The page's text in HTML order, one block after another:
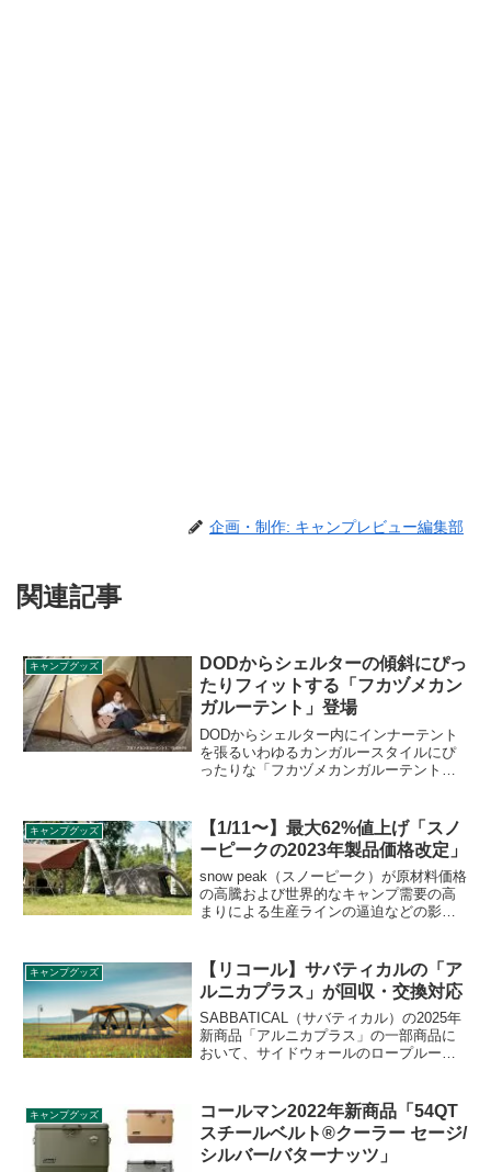
企画・制作: キャンプレビュー編集部
関連記事
キャンプグッズ
DODからシェルターの傾斜にぴっ
たりフィットする「フカヅメカン
ガルーテント」登場
DODからシェルター内にインナーテント
を張るいわゆるカンガルースタイルにぴ
ったりな「フカヅメカンガルーテント」
ペースができないよう設計されている点
です。詳細をレビューします。
キャンプグッズ
【1/11〜】最大62%値上げ「スノ
ーピークの2023年製品価格改定」
snow peak（スノーピーク）が原材料価格
の高騰および世界的なキャンプ需要の高
まりによる生産ラインの逼迫などの影
を発表しました。2023年1月11日より適用
されます。詳細をレビューします。
キャンプグッズ
【リコール】サバティカルの「ア
ルニカプラス」が回収・交換対応
SABBATICAL（サバティカル）の2025年
新商品「アルニカプラス」の一部商品に
おいて、サイドウォールのロープループ
が当該商品の自主回収を行い、交換対応
を行うことが2025年10月8日に発表されま
した。詳細をレビューします。
キャンプグッズ
コールマン2022年新商品「54QT
スチールベルト®クーラー セージ/
シルバー/バターナッツ」